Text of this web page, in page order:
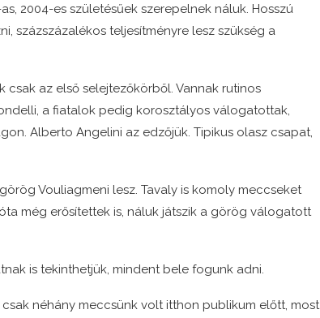
2004-es születésűek szerepelnek náluk. Hosszú
százszázalékos teljesítményre lesz szükség a
az első selejtezőkörből. Vannak rutinos
a fiatalok pedig korosztályos válogatottak,
Alberto Angelini az edzőjük. Tipikus olasz csapat,
Vouliagmeni lesz. Tavaly is komoly meccseket
még erősítettek is, náluk játszik a görög válogatott
is tekinthetjük, mindent bele fogunk adni.
néhány meccsünk volt itthon publikum előtt, most